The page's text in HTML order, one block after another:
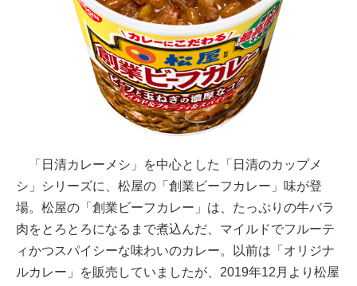
「日清カレーメシ」を中心とした「日清のカップメ
シ」シリーズに、松屋の「創業ビーフカレー」味が登
場。松屋の「創業ビーフカレー」は、たっぷりの牛バラ
肉をとろとろになるまで煮込んだ、マイルドでフルーテ
ィかつスパイシーな味わいのカレー。以前は「オリジナ
ルカレー」を販売していましたが、2019年12月より松屋